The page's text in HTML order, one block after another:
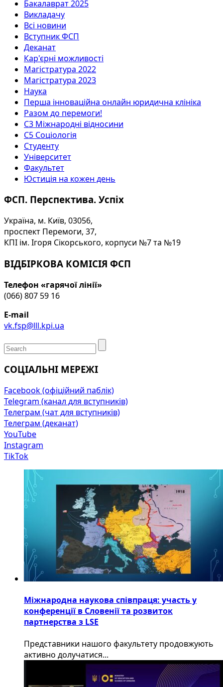
Бакалаврат 2025
Викладачу
Всі новини
Вступник ФСП
Деканат
Кар'єрні можливості
Магістратура 2022
Магістратура 2023
Наука
Перша інноваційна онлайн юридична клініка
Разом до перемоги!
С3 Міжнародні відносини
С5 Соціологія
Студенту
Університет
Факультет
Юстиція на кожен день
ФСП. Перспектива. Успіх
Україна, м. Київ, 03056,
проспект Перемоги, 37,
КПІ ім. Ігоря Сікорського, корпуси №7 та №19
ВІДБІРКОВА КОМІСІЯ ФСП
Телефон «гарячої лінії»
(066) 807 59 16
E-mail
vk.fsp@lll.kpi.ua
СОЦІАЛЬНІ МЕРЕЖІ
Facebook (офіційний паблік)
Telegram (канал для вступників)
Телеграм (чат для вступників)
Телеграм (деканат)
YouTube
Instagram
TikTok
Міжнародна наукова співпраця: участь у
конференції в Словенії та розвиток
партнерства з LSE
​Представники нашого факультету продовжують
активно долучатися...